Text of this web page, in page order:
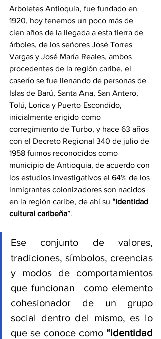
Arboletes Antioquia, fue fundado en
1920, hoy tenemos un poco más de
cien años de la llegada a esta tierra de
árboles, de los señores José Torres
Vargas y José María Reales, ambos
procedentes de la región caribe, el
caserío se fue llenando de personas de
Islas de Barú, Santa Ana, San Antero,
Tolú, Lorica y Puerto Escondido,
inicialmente erigido como
corregimiento de Turbo, y hace 63 años
con el Decreto Regional 340 de julio de
1958 fuimos reconocidos como
municipio de Antioquia, de acuerdo con
los estudios investigativos el 64% de los
inmigrantes colonizadores son nacidos
en la región caribe, de ahí su “identidad
cultural caribeña”.
Ese conjunto de valores,
tradiciones, símbolos, creencias
y modos de comportamientos
que funcionan  como elemento
cohesionador de un grupo
social dentro del mismo, es lo
que se conoce como “identidad